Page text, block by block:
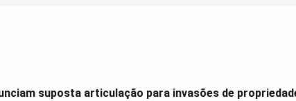
suposta articulação para invasões de